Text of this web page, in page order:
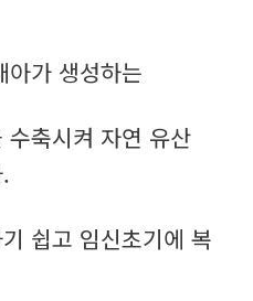
아가 생성하는
축시켜 자연 유산
쉽고 임신초기에 복